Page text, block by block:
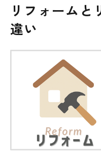
リフォームと
違い